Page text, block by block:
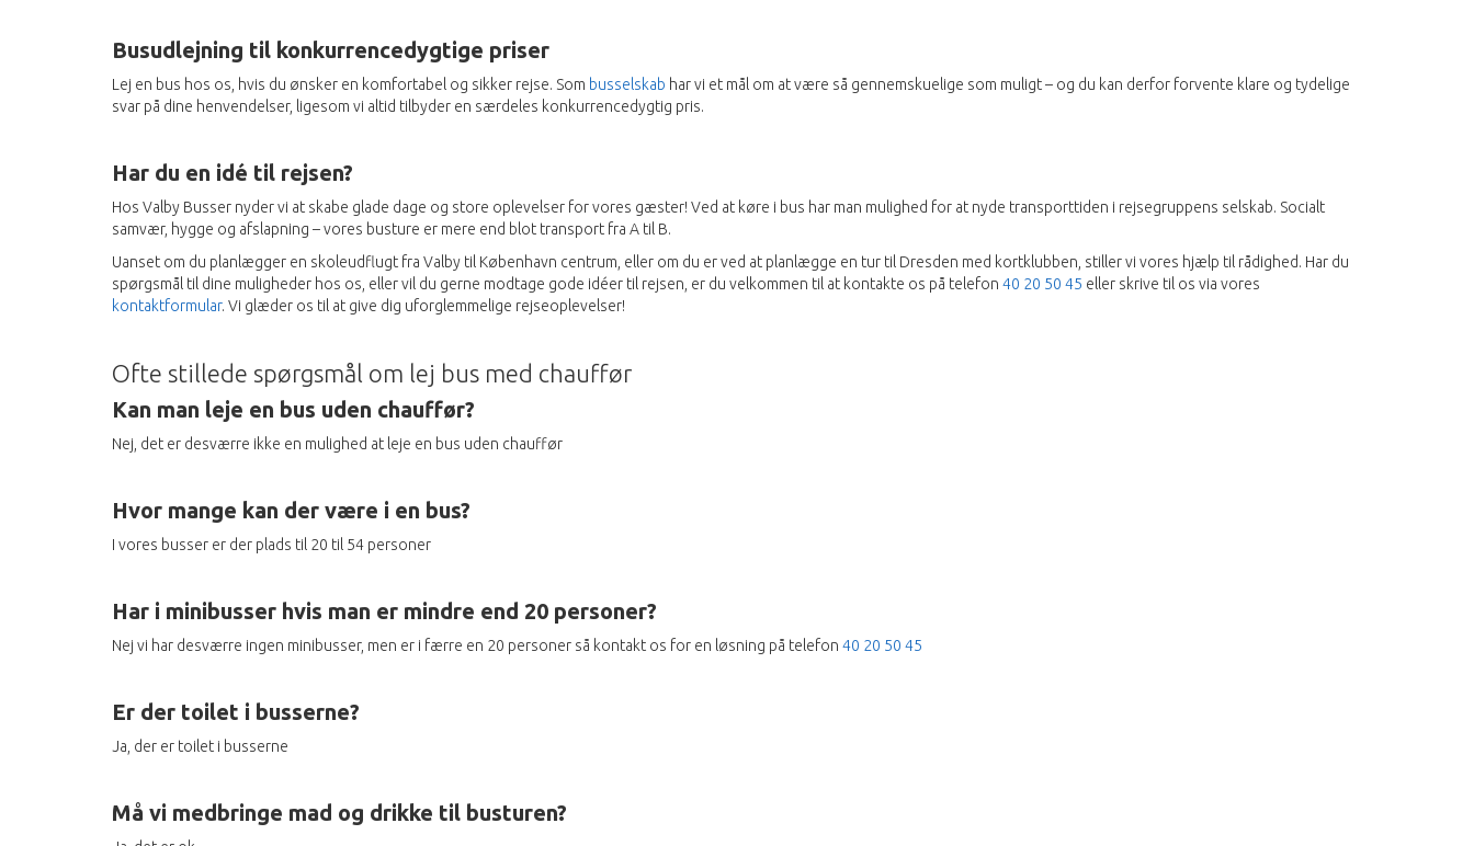
Busudlejning til konkurrencedygtige priser
Lej en bus hos os, hvis du ønsker en komfortabel og sikker rejse. Som busselskab har vi et mål om at være så gennemskuelige som muligt – og du kan derfor forvente klare og tydelige
svar på dine henvendelser, ligesom vi altid tilbyder en særdeles konkurrencedygtig pris.
Har du en idé til rejsen?
Hos Valby Busser nyder vi at skabe glade dage og store oplevelser for vores gæster! Ved at køre i bus har man mulighed for at nyde transporttiden i rejsegruppens selskab. Socialt
samvær, hygge og afslapning – vores busture er mere end blot transport fra A til B.
Uanset om du planlægger en skoleudflugt fra Valby til København centrum, eller om du er ved at planlægge en tur til Dresden med kortklubben, stiller vi vores hjælp til rådighed. Har du
spørgsmål til dine muligheder hos os, eller vil du gerne modtage gode idéer til rejsen, er du velkommen til at kontakte os på telefon 40 20 50 45 eller skrive til os via vores
kontaktformular. Vi glæder os til at give dig uforglemmelige rejseoplevelser!
Ofte stillede spørgsmål om lej bus med chauffør
Kan man leje en bus uden chauffør?
Nej, det er desværre ikke en mulighed at leje en bus uden chauffør
Hvor mange kan der være i en bus?
I vores busser er der plads til 20 til 54 personer
Har i minibusser hvis man er mindre end 20 personer?
Nej vi har desværre ingen minibusser, men er i færre en 20 personer så kontakt os for en løsning på telefon 40 20 50 45
Er der toilet i busserne?
Ja, der er toilet i busserne
Må vi medbringe mad og drikke til busturen?